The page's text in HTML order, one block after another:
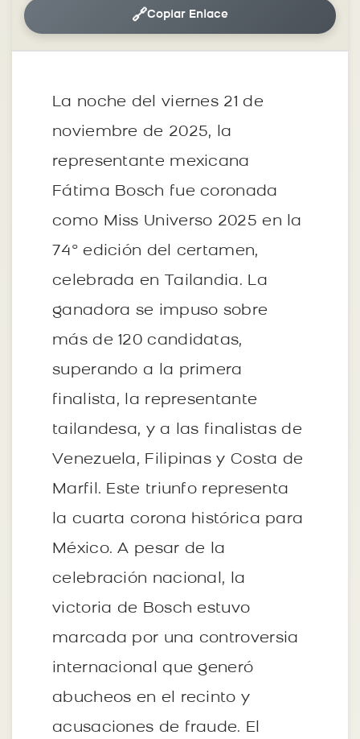
🔗Copiar Enlace
La noche del viernes 21 de
noviembre de 2025, la
representante mexicana
Fátima Bosch fue coronada
como Miss Universo 2025 en la
74° edición del certamen,
celebrada en Tailandia. La
ganadora se impuso sobre
más de 120 candidatas,
superando a la primera
finalista, la representante
tailandesa, y a las finalistas de
Venezuela, Filipinas y Costa de
Marfil. Este triunfo representa
la cuarta corona histórica para
México. A pesar de la
celebración nacional, la
victoria de Bosch estuvo
marcada por una controversia
internacional que generó
abucheos en el recinto y
acusaciones de fraude. El